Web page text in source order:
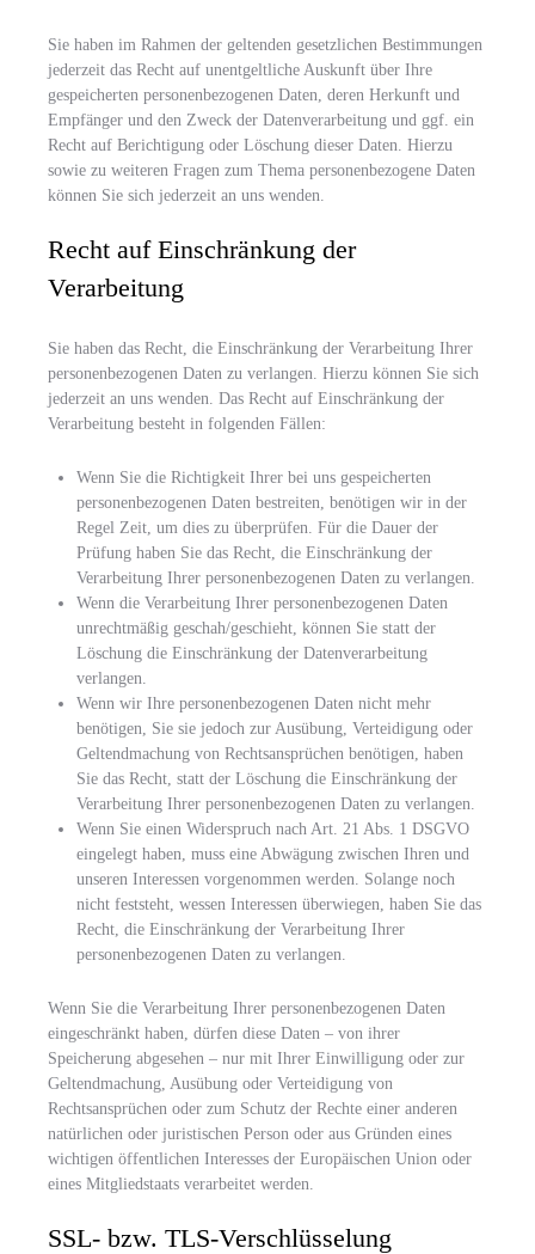
Sie haben im Rahmen der geltenden gesetzlichen Bestimmungen
jederzeit das Recht auf unentgeltliche Auskunft über Ihre
gespeicherten personenbezogenen Daten, deren Herkunft und
Empfänger und den Zweck der Datenverarbeitung und ggf. ein
Recht auf Berichtigung oder Löschung dieser Daten. Hierzu
sowie zu weiteren Fragen zum Thema personenbezogene Daten
können Sie sich jederzeit an uns wenden.
Recht auf Einschränkung der
Verarbeitung
Sie haben das Recht, die Einschränkung der Verarbeitung Ihrer
personenbezogenen Daten zu verlangen. Hierzu können Sie sich
jederzeit an uns wenden. Das Recht auf Einschränkung der
Verarbeitung besteht in folgenden Fällen:
Wenn Sie die Richtigkeit Ihrer bei uns gespeicherten
personenbezogenen Daten bestreiten, benötigen wir in der
Regel Zeit, um dies zu überprüfen. Für die Dauer der
Prüfung haben Sie das Recht, die Einschränkung der
Verarbeitung Ihrer personenbezogenen Daten zu verlangen.
Wenn die Verarbeitung Ihrer personenbezogenen Daten
unrechtmäßig geschah/geschieht, können Sie statt der
Löschung die Einschränkung der Datenverarbeitung
verlangen.
Wenn wir Ihre personenbezogenen Daten nicht mehr
benötigen, Sie sie jedoch zur Ausübung, Verteidigung oder
Geltendmachung von Rechtsansprüchen benötigen, haben
Sie das Recht, statt der Löschung die Einschränkung der
Verarbeitung Ihrer personenbezogenen Daten zu verlangen.
Wenn Sie einen Widerspruch nach Art. 21 Abs. 1 DSGVO
eingelegt haben, muss eine Abwägung zwischen Ihren und
unseren Interessen vorgenommen werden. Solange noch
nicht feststeht, wessen Interessen überwiegen, haben Sie das
Recht, die Einschränkung der Verarbeitung Ihrer
personenbezogenen Daten zu verlangen.
Wenn Sie die Verarbeitung Ihrer personenbezogenen Daten
eingeschränkt haben, dürfen diese Daten – von ihrer
Speicherung abgesehen – nur mit Ihrer Einwilligung oder zur
Geltendmachung, Ausübung oder Verteidigung von
Rechtsansprüchen oder zum Schutz der Rechte einer anderen
natürlichen oder juristischen Person oder aus Gründen eines
wichtigen öffentlichen Interesses der Europäischen Union oder
eines Mitgliedstaats verarbeitet werden.
SSL- bzw. TLS-Verschlüsselung